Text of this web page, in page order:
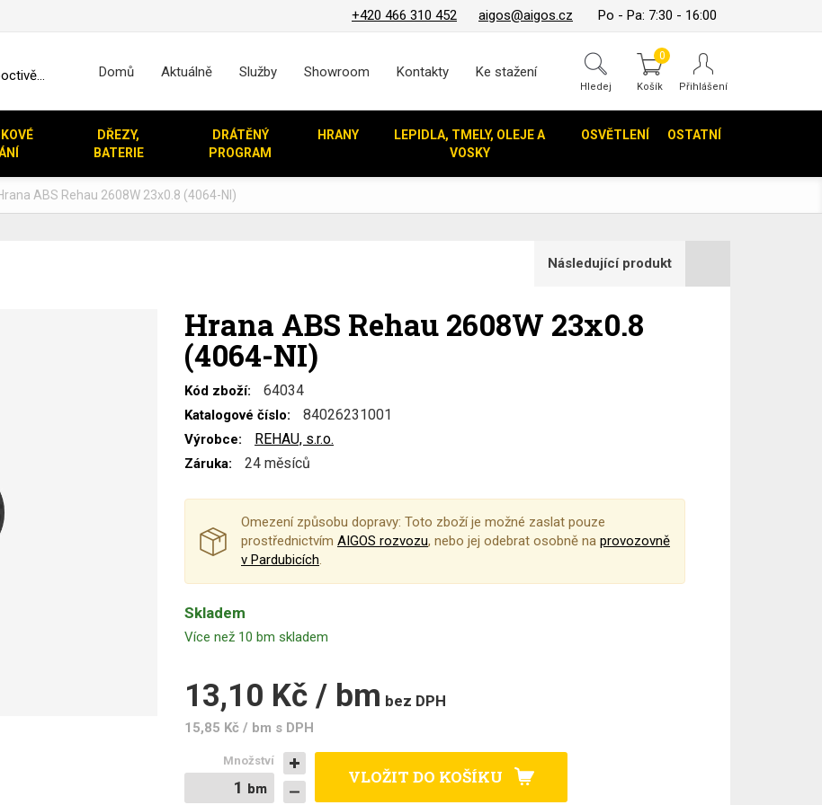
+420 466 310 452 aigos@aigos.cz Po - Pa: 7:30 - 16:00
0
Hledej
Domů Aktuálně Služby Showroom Kontakty Ke stažení
DŘEZY,
BATERIE
DRÁTĚNÝ
PROGRAM
HRANY
LEPIDLA, TMELY, OLEJE A
VOSKY
OSVĚTLENÍ OSTATNÍ
ABS Rehau 2608W 23x0.8 (4064-NI)
Následující produkt
Hrana ABS Rehau 2608W 23x0.8
(4064-NI)
Kód zboží: 64034
Katalogové číslo: 84026231001
Výrobce: REHAU, s.r.o.
Záruka: 24 měsíců
Omezení způsobu dopravy: Toto zboží je možné zaslat pouze
prostřednictvím AIGOS rozvozu, nebo jej odebrat osobně na provozovně
v Pardubicích.
Skladem
Více než 10 bm skladem
13,10 Kč / bm bez DPH
15,85 Kč / bm s DPH
bm
bm
Množství
VLOŽIT DO KOŠÍKU